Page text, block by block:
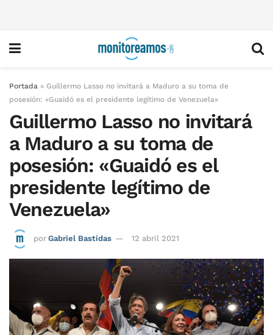
Portada » Guillermo Lasso no invitará a Maduro a su toma de
posesión: «Guaidó es el presidente legítimo de Venezuela»
Guillermo Lasso no invitará
a Maduro a su toma de
posesión: «Guaidó es el
presidente legítimo de
Venezuela»
por Gabriel Bastidas 12 abril 2021